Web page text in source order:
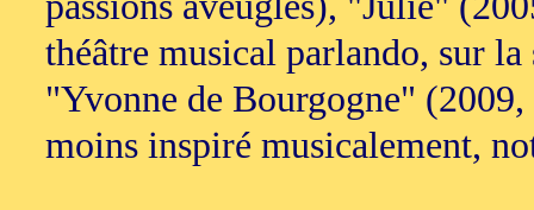
théâtre musical parlando, sur
"Yvonne de Bourgogne"
moins inspiré musicalement,